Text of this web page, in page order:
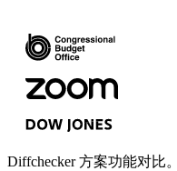
Diffchecker 方案功能对比